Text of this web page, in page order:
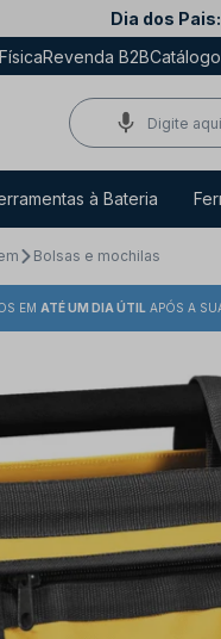
Dia dos Pais:
Revenda B2BCatálogo
à Bateria
Bolsas e mochilas
EM ATÉ UM DIA ÚTIL APÓS A